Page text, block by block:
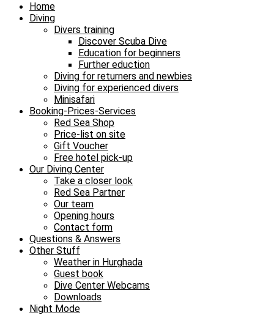
Home
Diving
Divers training
Discover Scuba Dive
Education for beginners
Further eduction
Diving for returners and newbies
Diving for experienced divers
Minisafari
Booking-Prices-Services
Red Sea Shop
Price-list on site
Gift Voucher
Free hotel pick-up
Our Diving Center
Take a closer look
Red Sea Partner
Our team
Opening hours
Contact form
Questions & Answers
Other Stuff
Weather in Hurghada
Guest book
Dive Center Webcams
Downloads
Night Mode